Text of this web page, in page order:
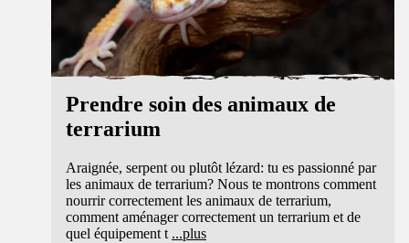
Prendre soin des animaux de
terrarium
Araignée, serpent ou plutôt lézard: tu es passionné par
les animaux de terrarium? Nous te montrons comment
nourrir correctement les animaux de terrarium,
comment aménager correctement un terrarium et de
quel équipement t ...plus